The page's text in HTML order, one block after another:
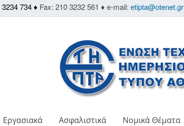
734 ♦ Fax: 210 3232 561 ♦ e-mail: etipta@otenet.gr
Εργασιακά Ασφαλιστικά Νομικά Θέματα